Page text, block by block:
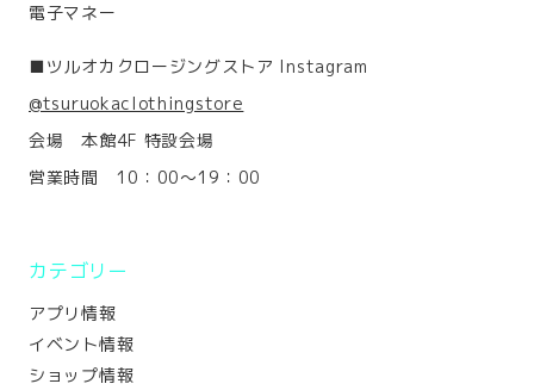
電子マネー
■ツルオカクロージングストア Instagram
@tsuruokaclothingstore
会場 本館4F 特設会場
営業時間 10：00～19：00
カテゴリー
アプリ情報
イベント情報
ショップ情報